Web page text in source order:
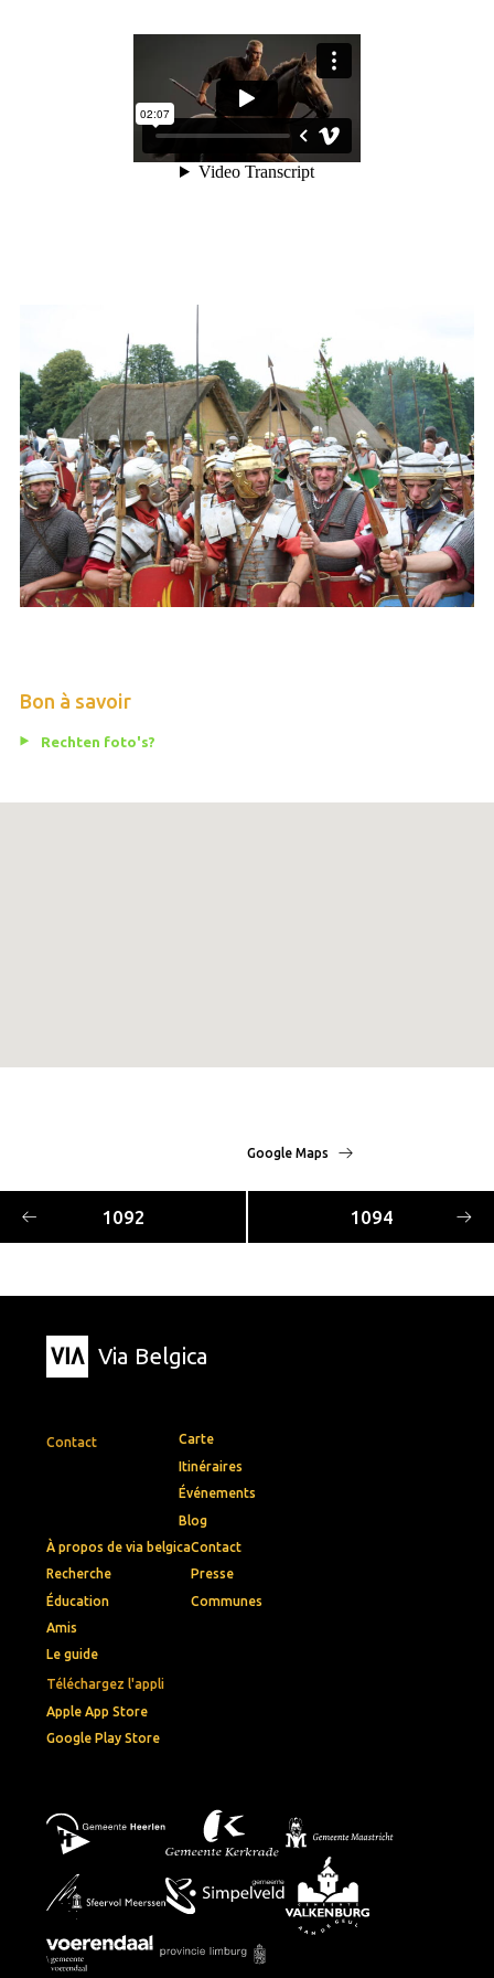
Bon à savoir
Rechten foto's?
Google Maps
1092 1094
Via Belgica
Contact
Téléchargez l'appli
Apple App Store
Google Play Store
Carte
Itinéraires
Événements
Blog
À propos de via belgica
Recherche
Éducation
Amis
Le guide
Contact
Presse
Communes